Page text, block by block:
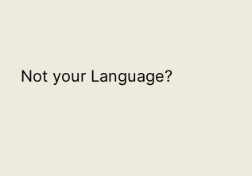
Not your Language?